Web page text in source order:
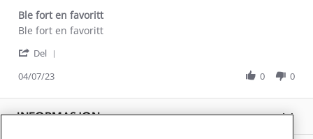
Ble fort en favoritt
Review
Kathrin
on
Jul
2023
review
Ble
en
Ble fort en favoritt
Del
Kathrin
N.
04/07/23 0 0
INFORMASJON
Kundeklubb
Våre butikker
Bedrift, barnehage og SFO
Presse
Inkludering
Materialer
Personvern
Samarbeide med oss?
Gravidklær
Hvordan velge riktig turtøy?
Store størrelser
Få turinspirasjon og tips her⛰
Overnatte utendørs⛺